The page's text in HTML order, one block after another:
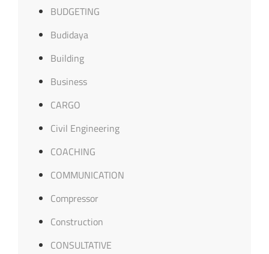
BUDGETING
Budidaya
Building
Business
CARGO
Civil Engineering
COACHING
COMMUNICATION
Compressor
Construction
CONSULTATIVE